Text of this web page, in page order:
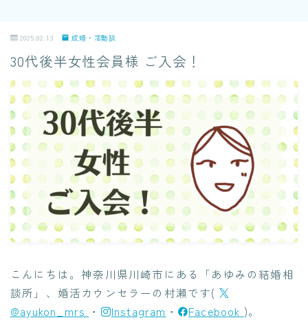
2025.02.13 成婚・活動談
30代後半女性会員様 ご入会！
こんにちは。神奈川県川崎市にある「あゆみの結婚相
談所」、婚活カウンセラーの村瀬です(
@ayukon_mrs ・ Instagram ・ Facebook )。